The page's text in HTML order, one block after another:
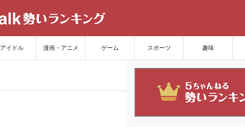
アイドル 漫画・アニメ ゲーム スポーツ 趣味